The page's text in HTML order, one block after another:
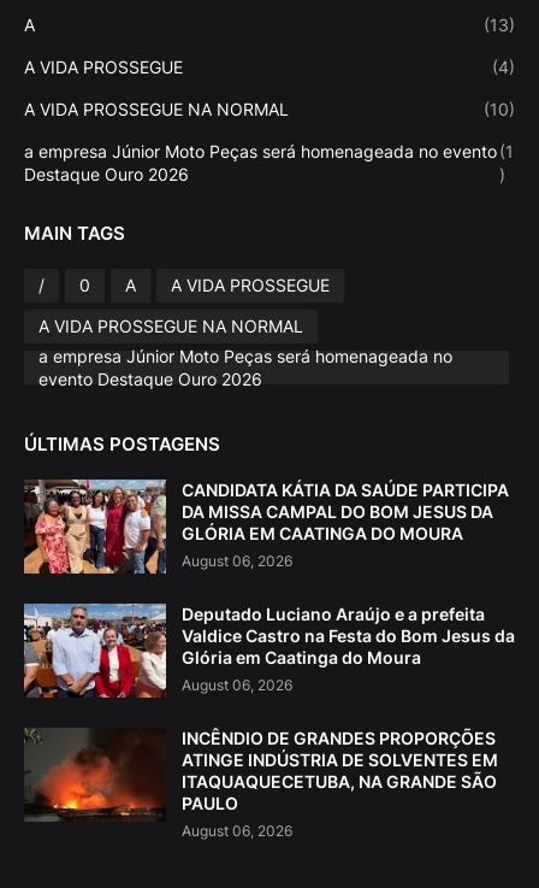
A (13)
A VIDA PROSSEGUE (4)
A VIDA PROSSEGUE NA NORMAL (10)
a empresa Júnior Moto Peças será homenageada no evento
Destaque Ouro 2026
(1
)
MAIN TAGS
/ 0 A
A VIDA PROSSEGUE
A VIDA PROSSEGUE NA NORMAL
a empresa Júnior Moto Peças será homenageada no
evento Destaque Ouro 2026
ÚLTIMAS POSTAGENS
CANDIDATA KÁTIA DA SAÚDE PARTICIPA
DA MISSA CAMPAL DO BOM JESUS DA
GLÓRIA EM CAATINGA DO MOURA
August 06, 2026
Deputado Luciano Araújo e a prefeita
Valdice Castro na Festa do Bom Jesus da
Glória em Caatinga do Moura
August 06, 2026
INCÊNDIO DE GRANDES PROPORÇÕES
ATINGE INDÚSTRIA DE SOLVENTES EM
ITAQUAQUECETUBA, NA GRANDE SÃO
PAULO
August 06, 2026